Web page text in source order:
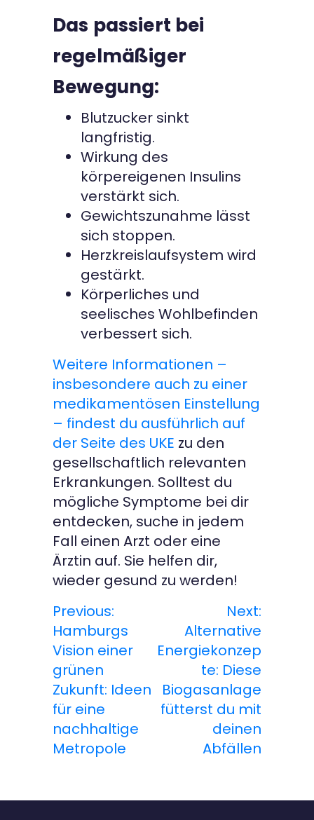
Das passiert bei
regelmäßiger
Bewegung:
Blutzucker sinkt
langfristig.
Wirkung des
körpereigenen Insulins
verstärkt sich.
Gewichtszunahme lässt
sich stoppen.
Herzkreislaufsystem wird
gestärkt.
Körperliches und
seelisches Wohlbefinden
verbessert sich.
Weitere Informationen –
insbesondere auch zu einer
medikamentösen Einstellung
– findest du ausführlich auf
der Seite des UKE zu den
gesellschaftlich relevanten
Erkrankungen. Solltest du
mögliche Symptome bei dir
entdecken, suche in jedem
Fall einen Arzt oder eine
Ärztin auf. Sie helfen dir,
wieder gesund zu werden!
B
e
i
t
r
g
Previous:
Hamburgs
Vision einer
grünen
Zukunft: Ideen
für eine
nachhaltige
Metropole
Next:
Alternative
Energiekonzep
te: Diese
Biogasanlage
fütterst du mit
deinen
Abfällen